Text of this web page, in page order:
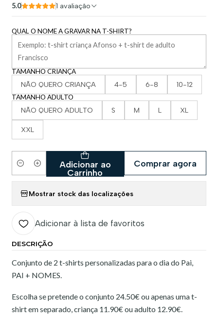
5.0 1 avaliação
QUAL O NOME A GRAVAR NA T-SHIRT?
TAMANHO CRIANÇA
NÃO QUERO CRIANÇA 4-5 6-8 10-12
TAMANHO ADULTO
NÃO QUERO ADULTO S M L XL
XXL
Quantidade
Adicionar ao
Carrinho
Comprar agora
Mostrar stock das localizações
Adicionar à lista de favoritos
DESCRIÇÃO
Conjunto de 2 t-shirts personalizadas para o dia do Pai,
PAI + NOMES.
Escolha se pretende o conjunto 24.50€ ou apenas uma t-
shirt em separado, criança 11.90€ ou adulto 12.90€.